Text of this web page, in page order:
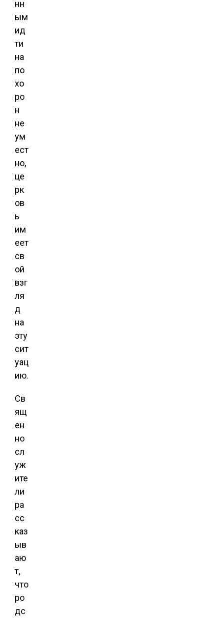
нн
ым
ид
ти
на
по
хо
ро
н
не
ум
ест
но,
це
рк
ов
ь
им
еет
св
ой
взг
ля
д
на
эту
сит
уац
ию.
Св
ящ
ен
но
сл
уж
ите
ли
ра
сс
каз
ыв
аю
т,
что
ро
дс